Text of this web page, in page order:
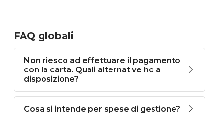
FAQ globali
Non riesco ad effettuare il pagamento
con la carta. Quali alternative ho a
disposizione?
Cosa si intende per spese di gestione?